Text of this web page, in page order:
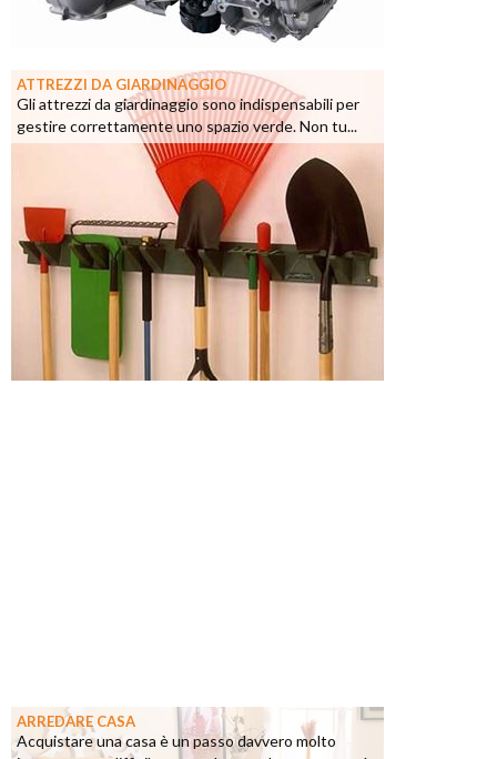
ATTREZZI DA GIARDINAGGIO
Gli attrezzi da giardinaggio sono indispensabili per
gestire correttamente uno spazio verde. Non tu...
ARREDARE CASA
Acquistare una casa è un passo davvero molto